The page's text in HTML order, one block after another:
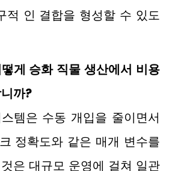
적 인 결합을 형성할 수 있도
게 승화 직물 생산에서 비용
까?
템은 수동 개입을 줄이면서
정확도와 같은 매개 변수를
은 대규모 운영에 걸쳐 일관